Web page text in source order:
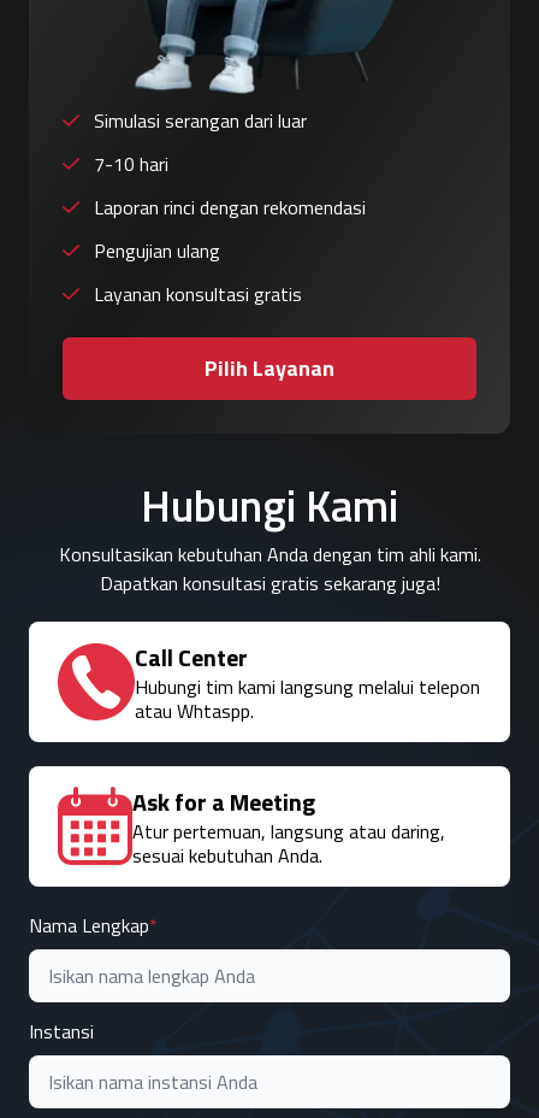
Simulasi serangan dari luar
7-10 hari
Laporan rinci dengan rekomendasi
Pengujian ulang
Layanan konsultasi gratis
Pilih Layanan
Hubungi Kami
Konsultasikan kebutuhan Anda dengan tim ahli kami.
Dapatkan konsultasi gratis sekarang juga!
Call Center
Hubungi tim kami langsung melalui telepon
atau Whtaspp.
Ask for a Meeting
Atur pertemuan, langsung atau daring,
sesuai kebutuhan Anda.
Nama Lengkap
Instansi